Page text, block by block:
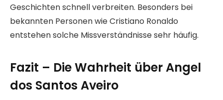
Geschichten schnell verbreiten. Besonders bei
bekannten Personen wie Cristiano Ronaldo
entstehen solche Missverständnisse sehr häufig.
Fazit – Die Wahrheit über Angel
dos Santos Aveiro